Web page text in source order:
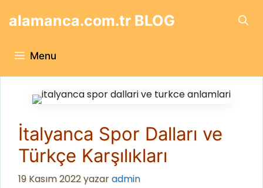
atlaalamanca.com.tr BLOG
Menu
İtalyanca Spor Dalları ve
Türkçe Karşılıkları
19 Kasım 2022yazaradmin